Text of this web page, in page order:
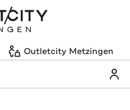
Outletcity Metzingen